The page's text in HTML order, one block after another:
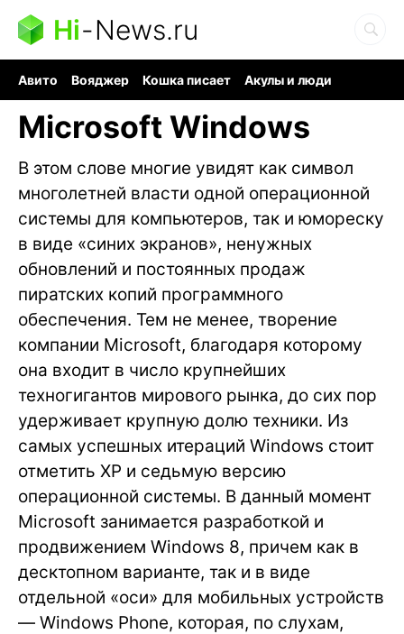
Hi-News.ru
Авито Вояджер Кошка писает
Акулы и люди
Microsoft Windows
В этом слове многие увидят как символ
многолетней власти одной операционной
системы для компьютеров, так и юмореску
в виде «синих экранов», ненужных
обновлений и постоянных продаж
пиратских копий программного
обеспечения. Тем не менее, творение
компании Microsoft, благодаря которому
она входит в число крупнейших
техногигантов мирового рынка, до сих пор
удерживает крупную долю техники. Из
самых успешных итераций Windows стоит
отметить XP и седьмую версию
операционной системы. В данный момент
Microsoft занимается разработкой и
продвижением Windows 8, причем как в
десктопном варианте, так и в виде
отдельной «оси» для мобильных устройств
— Windows Phone, которая, по слухам,